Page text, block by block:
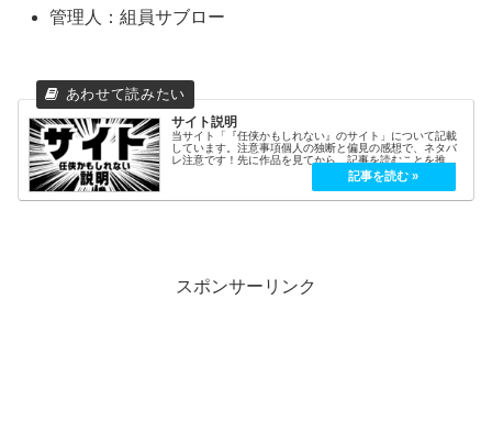
管理人：組員サブロー
サイト説明
当サイト「『任侠かもしれない』のサイト」について記載
しています。注意事項個人の独断と偏見の感想で、ネタバ
レ注意です！先に作品を見てから、記事を読むことを推
奨。このサイトにある記載している画像、セリフ等は、著
作権法第32条に基づき引用し、権利...
スポンサーリンク